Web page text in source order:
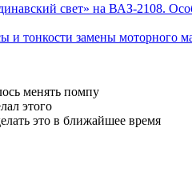
свет» на ВАЗ-2108.
и тонкости замены моторного
менять помпу
этого
это в ближайшее время